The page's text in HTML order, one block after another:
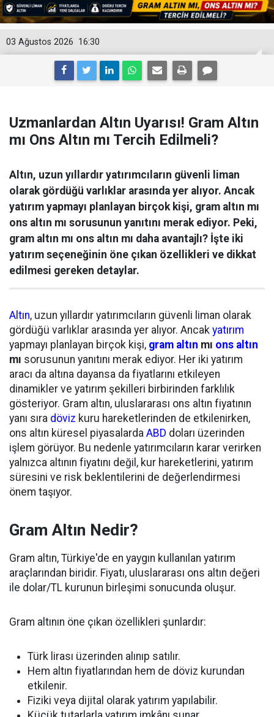
16:30
03 Ağustos 2026
Uzmanlardan Altın Uyarısı! Gram Altın
mı Ons Altın mı Tercih Edilmeli?
Altın, uzun yıllardır yatırımcıların güvenli liman
olarak gördüğü varlıklar arasında yer alıyor. Ancak
yatırım yapmayı planlayan birçok kişi, gram altın mı
ons altın mı sorusunun yanıtını merak ediyor. Peki,
gram altın mı ons altın mı daha avantajlı? İşte iki
yatırım seçeneğinin öne çıkan özellikleri ve dikkat
edilmesi gereken detaylar.
Altın, uzun yıllardır yatırımcıların güvenli liman olarak
gördüğü varlıklar arasında yer alıyor. Ancak yatırım
yapmayı planlayan birçok kişi, gram altın mı ons altın
mı sorusunun yanıtını merak ediyor. Her iki yatırım
aracı da altına dayansa da fiyatlarını etkileyen
dinamikler ve yatırım şekilleri birbirinden farklılık
gösteriyor. Gram altın, uluslararası ons altın fiyatının
yanı sıra döviz kuru hareketlerinden de etkilenirken,
ons altın küresel piyasalarda ABD doları üzerinden
işlem görüyor. Bu nedenle yatırımcıların karar verirken
yalnızca altının fiyatını değil, kur hareketlerini, yatırım
süresini ve risk beklentilerini de değerlendirmesi
önem taşıyor.
Gram Altın Nedir?
Gram altın, Türkiye'de en yaygın kullanılan yatırım
araçlarından biridir. Fiyatı, uluslararası ons altın değeri
ile dolar/TL kurunun birleşimi sonucunda oluşur.
Gram altının öne çıkan özellikleri şunlardır:
Türk lirası üzerinden alınıp satılır.
Hem altın fiyatlarından hem de döviz kurundan
etkilenir.
Fiziki veya dijital olarak yatırım yapılabilir.